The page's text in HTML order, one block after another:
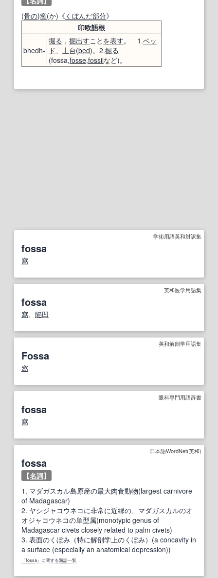
(骨の)窩(か)《 くぼんだ部分》
印欧語根
bhedh-
掘る ， 掘出すこと を表す。 1.ベッ
ド
土台(bed)。2.掘る
(fossa,fosse,fossilなど)。
学術用語英和対訳集
fossa
窩
英和医学用語集
fossa
窩 陥凹
英和解剖学用語集
Fossa
窩
眼科専門用語辞書
fossa
窩
日本語WordNet(英和)
fossa
【名詞】
1. マダガスカル島原産の最大肉食動物(largest carnivore
of Madagascar)
2. ヤシジャコウネコに非常に近縁の、マダガスカルのオ
オジャコウネコの単型属(monotypic genus of
Madagascar civets closely related to palm civets)
3. 表面のくぼみ（特に解剖学上のくぼみ）(a concavity in
a surface (especially an anatomical depression))
「fossa」に関する類語一覧